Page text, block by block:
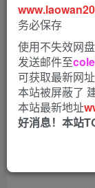
咳咳，。给各
务必保存
使用不失效网
发送邮件至
可获取最新网址
本站被屏蔽了
本站最新地址
好消息！本站